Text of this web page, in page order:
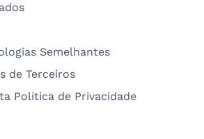
Semelhantes
de Terceiros
Política de Privacidade